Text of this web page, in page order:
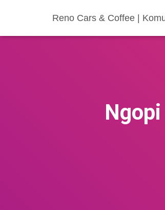
Reno Cars & Coffee |